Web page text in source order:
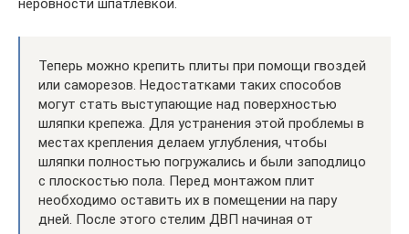
неровности шпатлевкой.
Теперь можно крепить плиты при помощи гвоздей
или саморезов. Недостатками таких способов
могут стать выступающие над поверхностью
шляпки крепежа. Для устранения этой проблемы в
местах крепления делаем углубления, чтобы
шляпки полностью погружались и были заподлицо
с плоскостью пола. Перед монтажом плит
необходимо оставить их в помещении на пару
дней. После этого стелим ДВП начиная от